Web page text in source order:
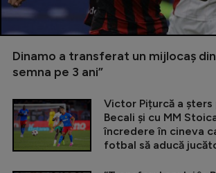
Dinamo a transferat un mijlocaș din
semna pe 3 ani”
Victor Pițurcă a șters
Becali și cu MM
încredere în cineva
fotbal să aducă